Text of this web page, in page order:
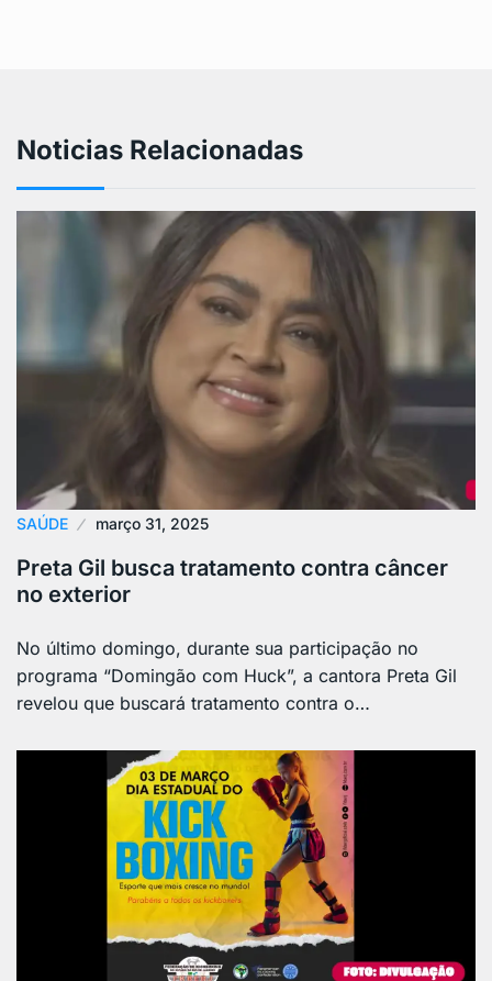
Noticias Relacionadas
SAÚDE março 31, 2025
Preta Gil busca tratamento contra câncer
no exterior
No último domingo, durante sua participação no
programa “Domingão com Huck”, a cantora Preta Gil
revelou que buscará tratamento contra o…